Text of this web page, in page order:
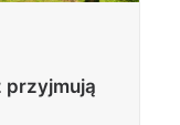
przyjmują